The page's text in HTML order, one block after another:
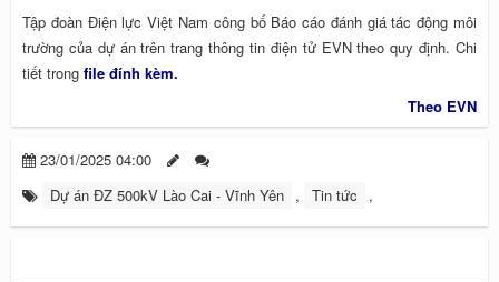
Tập đoàn Điện lực Việt Nam công bố Báo cáo đánh giá tác động môi
trường của dự án trên trang thông tin điện tử EVN theo quy định. Chi
tiết trong file đính kèm.
Theo EVN
23/01/2025 04:00
Dự án ĐZ 500kV Lào Cai - Vĩnh Yên , Tin tức ,